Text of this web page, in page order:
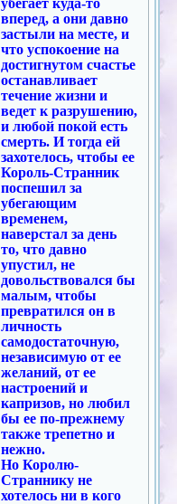
вперед, а они давно
застыли на месте, и
что успокоение на
достигнутом счастье
останавливает
течение жизни и
ведет к разрушению,
и любой покой есть
смерть. И тогда ей
захотелось, чтобы ее
Король-Странник
поспешил за
убегающим
временем,
наверстал за день
то, что давно
упустил, не
довольствовался бы
малым, чтобы
превратился он в
личность
самодостаточную,
независимую от ее
желаний, от ее
настроений и
капризов, но любил
бы ее по-прежнему
также трепетно и
нежно.
Но Королю-
Страннику не
хотелось ни в кого